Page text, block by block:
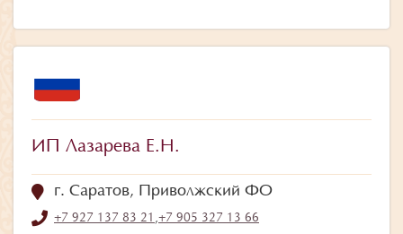
ИП Лазарева Е.Н.
г. Саратов, Приволжский ФО
+7 927 137 83 21 ,+7 905 327 13 66